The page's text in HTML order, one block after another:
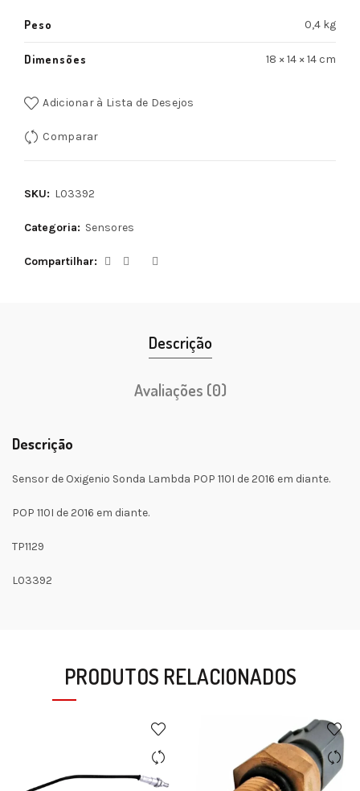
Peso 0,4 kg
Dimensões 18 × 14 × 14 cm
Adicionar à Lista de Desejos
Comparar
SKU: L03392
Categoria: Sensores
Compartilhar
Descrição
Avaliações (0)
Descrição
Sensor de Oxigenio Sonda Lambda POP 110I de 2016 em diante.
POP 110I de 2016 em diante.
TP1129
L03392
PRODUTOS RELACIONADOS